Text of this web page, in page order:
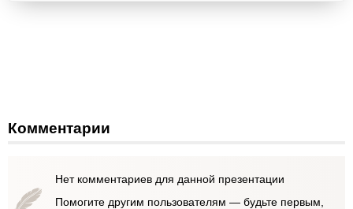
Комментарии
Нет комментариев для данной презентации
Помогите другим пользователям — будьте первым,